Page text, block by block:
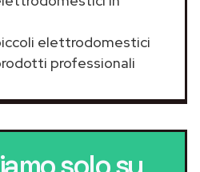
elettrodomestici
professionali